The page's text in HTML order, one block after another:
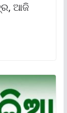
ଆଜି